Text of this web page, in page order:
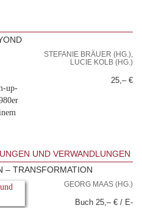
up-
STEFANIE BRÄUER (HG.),
LUCIE KOLB (HG.)
25,– €
UND VERWANDLUNGEN
– TRANSFORMATION
GEORG MAAS (HG.)
Buch 25,– € / E-